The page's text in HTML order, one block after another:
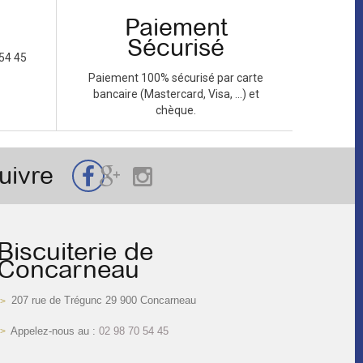
45
Paiement
Sécurisé
Paiement 100% sécurisé par carte
bancaire (Mastercard, Visa, ...) et
chèque.
de
207 rue de Trégunc 29 900 Concarneau
Appelez-nous au : 02 98 70 54 45